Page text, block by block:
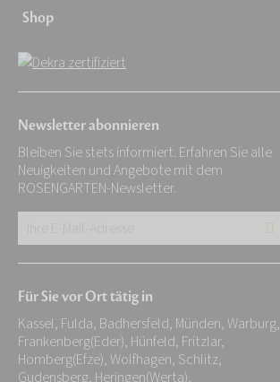
Shop
Newsletter abonnieren
Bleiben Sie stets informiert. Erfahren Sie alle
Neuigkeiten und Angebote mit dem
ROSENGARTEN-Newsletter.
Adresse:
*
Für Sie vor Ort tätig in
Kassel, Fulda, Badhersfeld, Münden, Warburg,
Frankenberg(Eder), Hünfeld, Fritzlar,
Homberg(Efze), Wolfhagen, Schlitz,
Gudensberg, Heringen(Werta),